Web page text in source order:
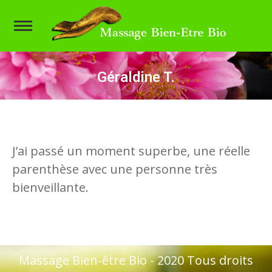
Géraldine T.
Vous êtes ici :
J’ai passé un moment superbe, une réelle
parenthèse avec une personne très
bienveillante.
Massage Bien-être Bio - 2020 Tous droits